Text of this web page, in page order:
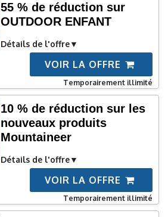
55 % de réduction sur
OUTDOOR ENFANT
Détails de l'offre
VOIR LA OFFRE
Temporairement illimité
10 % de réduction sur les
nouveaux produits
Mountaineer
Détails de l'offre
VOIR LA OFFRE
Temporairement illimité